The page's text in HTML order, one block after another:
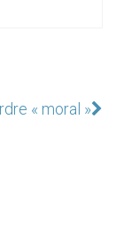
« moral »